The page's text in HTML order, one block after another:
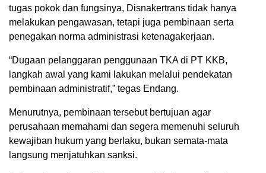
tugas pokok dan fungsinya, Disnakertrans tidak hanya
melakukan pengawasan, tetapi juga pembinaan serta
penegakan norma administrasi ketenagakerjaan.
“Dugaan pelanggaran penggunaan TKA di PT KKB,
langkah awal yang kami lakukan melalui pendekatan
pembinaan administratif,” tegas Endang.
Menurutnya, pembinaan tersebut bertujuan agar
perusahaan memahami dan segera memenuhi seluruh
kewajiban hukum yang berlaku, bukan semata-mata
langsung menjatuhkan sanksi.